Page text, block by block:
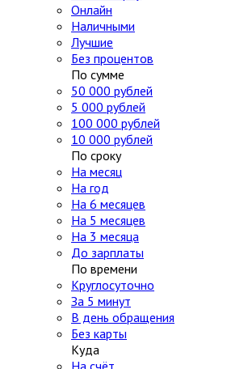
Онлайн
Наличными
Лучшие
Без процентов
По сумме
50 000 рублей
5 000 рублей
100 000 рублей
10 000 рублей
По сроку
На месяц
На год
На 6 месяцев
На 5 месяцев
На 3 месяца
До зарплаты
По времени
Круглосуточно
За 5 минут
В день обращения
Без карты
Куда
На счёт